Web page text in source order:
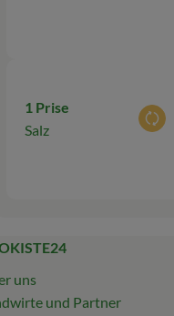
1 Prise
Salz
uns
und Partner